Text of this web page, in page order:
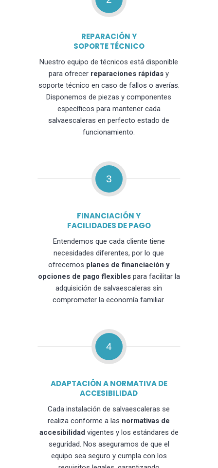
REPARACIÓN Y
SOPORTE TÉCNICO
Nuestro equipo de técnicos está disponible
para ofrecer reparaciones rápidas y
soporte técnico en caso de fallos o averías.
Disponemos de piezas y componentes
específicos para mantener cada
salvaescaleras en perfecto estado de
funcionamiento.
3
FINANCIACIÓN Y
FACILIDADES DE PAGO
Entendemos que cada cliente tiene
necesidades diferentes, por lo que
ofrecemos planes de financiación y
opciones de pago flexiblespara facilitar la
adquisición de salvaescaleras sin
comprometer la economía familiar.
4
ADAPTACIÓN A NORMATIVA DE
ACCESIBILIDAD
Cada instalación de salvaescaleras se
realiza conforme a las normativas de
accesibilidad vigentes y los estándares de
seguridad. Nos aseguramos de que el
equipo sea seguro y cumpla con los